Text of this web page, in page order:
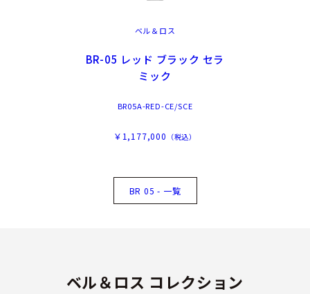
ベル＆ロス
BR-05 レッド ブラック セラ
ミック
BR05A-RED-CE/SCE
￥1,177,000 （税込）
BR 05 - 一覧
ベル＆ロス コレクション